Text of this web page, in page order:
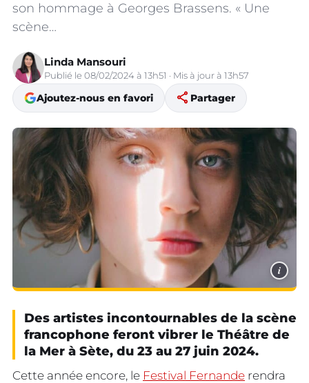
son hommage à Georges Brassens. « Une
scène…
Linda Mansouri
Publié le 08/02/2024 à 13h51 · Mis à jour à 13h57
Ajoutez-nous en favori share Partager
i
Des artistes incontournables de la scène
francophone feront vibrer le Théâtre de
la Mer à Sète, du 23 au 27 juin 2024.
Cette année encore, le Festival Fernande rendra